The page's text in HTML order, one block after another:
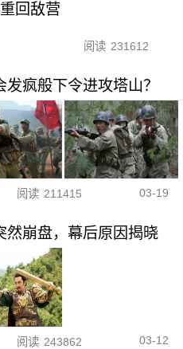
回敌营
阅读 231612
疯般下令进攻塔山？
阅读 211415 03-19
然崩盘，幕后原因揭晓
阅读 243862 03-12